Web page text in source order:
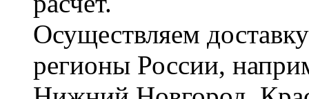
Осуществляем
регионы России,